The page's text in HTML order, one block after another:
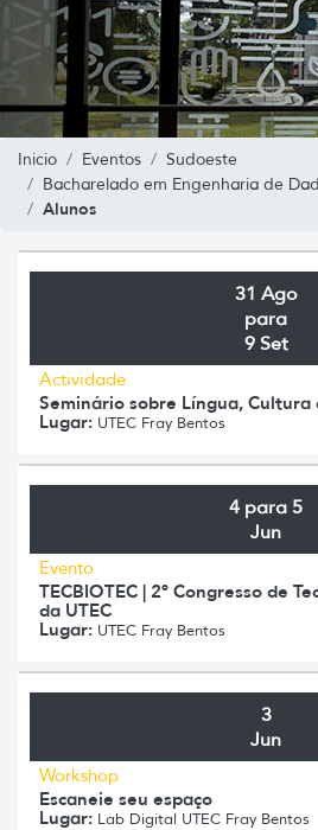
Inicio Eventos
Sudoeste
Bacharelado em Engenharia de
Alunos
31 Ago
para
9 Set
Actividade
Seminário sobre Língua, Cultura
Lugar: UTEC Fray Bentos
4 para 5
Jun
Evento
TECBIOTEC | 2º Congresso de
da UTEC
Lugar: UTEC Fray Bentos
3
Jun
Workshop
Escaneie seu espaço
Lugar: Lab Digital UTEC Fray Bentos